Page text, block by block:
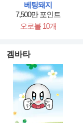
베팅돼지
7,500만 포인트
오로볼 10개
겜바타